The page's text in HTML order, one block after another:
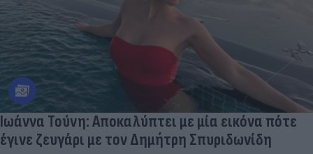
Ιωάννα Τούνη: Αποκαλύπτει με μία εικόνα πότε
έγινε ζευγάρι με τον Δημήτρη Σπυριδωνίδη